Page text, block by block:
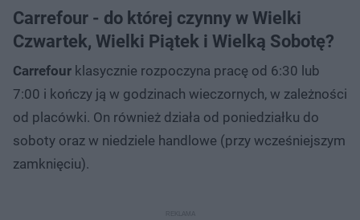
Carrefour - do której czynny w Wielki
Czwartek, Wielki Piątek i Wielką Sobotę?
Carrefour klasycznie rozpoczyna pracę od 6:30 lub
7:00 i kończy ją w godzinach wieczornych, w zależności
od placówki. On również działa od poniedziałku do
soboty oraz w niedziele handlowe (przy wcześniejszym
zamknięciu).